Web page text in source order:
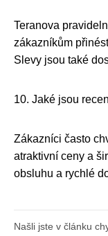
Teranova
zákazníkům
Slevy jsou také
10. Jaké jsou
Zákazníci často
atraktivní ceny a
obsluhu a rychlé
Našli jste v článku